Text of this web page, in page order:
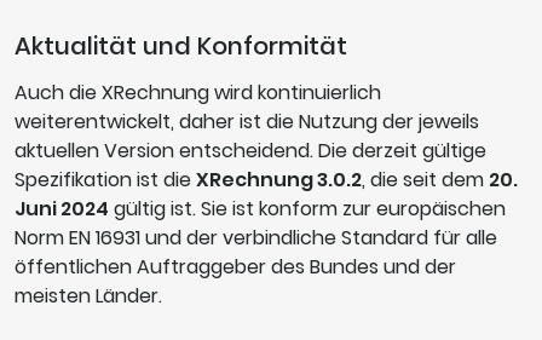
Aktualität und Konformität
Auch die XRechnung wird kontinuierlich
weiterentwickelt, daher ist die Nutzung der jeweils
aktuellen Version entscheidend. Die derzeit gültige
Spezifikation ist dieXRechnung 3.0.2, die seit dem 20.
Juni 2024 gültig ist. Sie ist konform zur europäischen
Norm EN 16931 und der verbindliche Standard für alle
öffentlichen Auftraggeber des Bundes und der
meisten Länder.